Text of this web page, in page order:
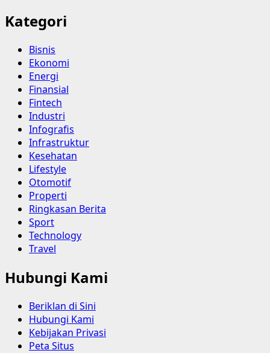
Kategori
Bisnis
Ekonomi
Energi
Finansial
Fintech
Industri
Infografis
Infrastruktur
Kesehatan
Lifestyle
Otomotif
Properti
Ringkasan Berita
Sport
Technology
Travel
Hubungi Kami
Beriklan di Sini
Hubungi Kami
Kebijakan Privasi
Peta Situs